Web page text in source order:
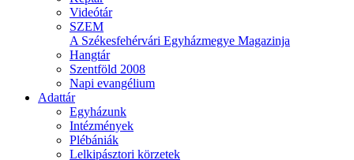
Videótár
SZEM
A Székesfehérvári Egyházmegye Magazinja
Hangtár
Szentföld 2008
Napi evangélium
Adattár
Egyházunk
Intézmények
Plébániák
Lelkipásztori körzetek